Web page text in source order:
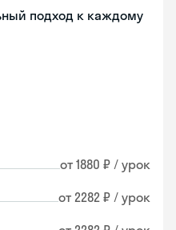
подход к каждому
от 1880 ₽ / урок
от 2282 ₽ / урок